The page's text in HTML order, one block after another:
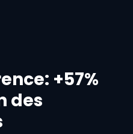
+57%
des